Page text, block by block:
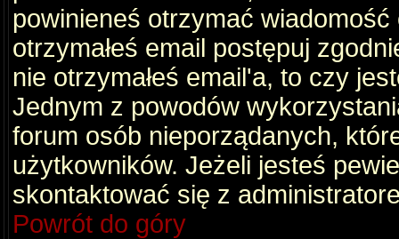
powinieneś otrzymać
otrzymałeś email postępuj
nie otrzymałeś email'a, to czy
Jednym z powodów
forum osób nieporządanych,
użytkowników. Jeżeli jesteś
skontaktować się z
Powrót do góry